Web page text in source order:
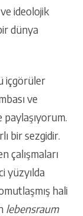
ideolojik
dünya
içgörüler
ve
paylaşıyorum.
bir sezgidir.
çalışmaları
yüzyılda
hali
lebensraum